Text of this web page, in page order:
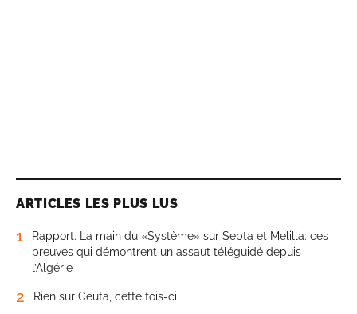
ARTICLES LES PLUS LUS
1
Rapport. La main du «Système» sur Sebta et Melilla: ces
preuves qui démontrent un assaut téléguidé depuis
l’Algérie
2 Rien sur Ceuta, cette fois-ci